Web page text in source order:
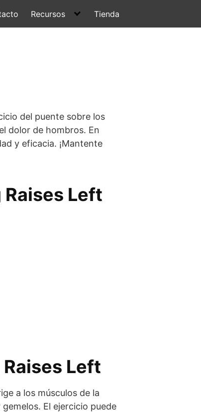
Recursos Tienda
del puente sobre los
dolor de hombros. En
y eficacia. ¡Mantente
Left
Left
a los músculos de la
El ejercicio puede